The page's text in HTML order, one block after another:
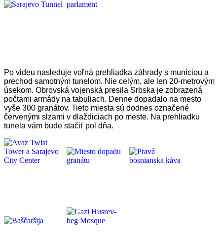
Po videu nasleduje voľná prehliadka záhrady s muníciou a
prechod samotným tunelom. Nie celým, ale len 20-metrovým
úsekom. Obrovská vojenská presila Srbska je zobrazená
počtami armády na tabuliach. Denne dopadalo na mesto
vyše 300 granátov. Tieto miesta sú dodnes označené
červenými slzami v dlaždiciach po meste. Na prehliadku
tunela vám bude stačiť pol dňa.